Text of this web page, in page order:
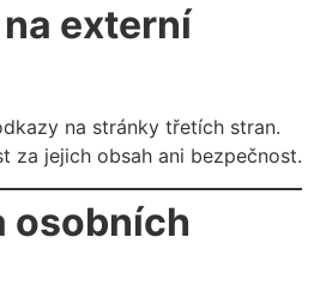
externí
na stránky třetích stran.
za jejich obsah ani bezpečnost.
osobních